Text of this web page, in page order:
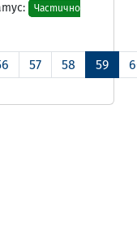
Частично
57 58 59